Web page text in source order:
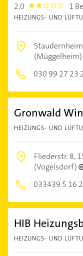
2,0 2.0 1
HEIZUNGS- UND
(Müggelheim)
030 99 27 23
Gronwald
HEIZUNGS- UND
Fliederstr. 8,
(Vogelsdorf)
033439 5 16
HIB
HEIZUNGS- UND